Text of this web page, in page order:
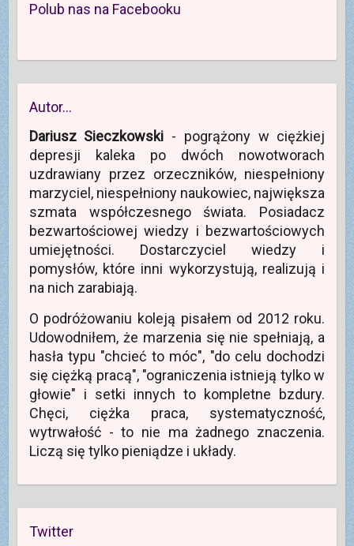
Polub nas na Facebooku
Autor…
Dariusz Sieczkowski - pogrążony w ciężkiej
depresji kaleka po dwóch nowotworach
uzdrawiany przez orzeczników, niespełniony
marzyciel, niespełniony naukowiec, największa
szmata współczesnego świata. Posiadacz
bezwartościowej wiedzy i bezwartościowych
umiejętności. Dostarczyciel wiedzy i
pomysłów, które inni wykorzystują, realizują i
na nich zarabiają.
O podróżowaniu koleją pisałem od 2012 roku.
Udowodniłem, że marzenia się nie spełniają, a
hasła typu "chcieć to móc", "do celu dochodzi
się ciężką pracą", "ograniczenia istnieją tylko w
głowie" i setki innych to kompletne bzdury.
Chęci, ciężka praca, systematyczność,
wytrwałość - to nie ma żadnego znaczenia.
Liczą się tylko pieniądze i układy.
Twitter